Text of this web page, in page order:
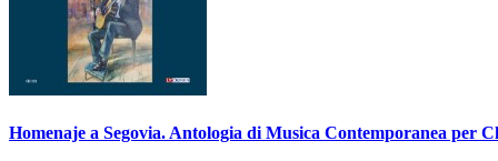
Homenaje a Segovia. Antologia di Musica Contemporanea per